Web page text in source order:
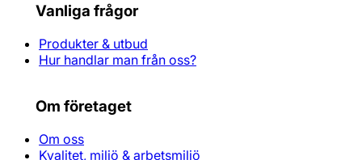
Vanliga frågor
Produkter & utbud
Hur handlar man från oss?
Om företaget
Om oss
Kvalitet, miljö & arbetsmiljö